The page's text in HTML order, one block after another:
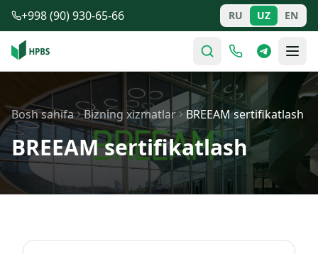
Tarkibga o'tish
+998 (90) 930-65-66 RU UZ EN
Bosh sahifa Bizning xizmatlar BREEAM sertifikatlash
BREEAM sertifikatlash